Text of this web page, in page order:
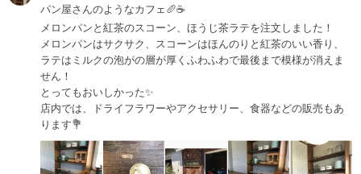
パン屋さんのようなカフェ🥖☕️
メロンパンと紅茶のスコーン、ほうじ茶ラテを注文しました！
メロンパンはサクサク、スコーンはほんのりと紅茶のいい香り、
ラテはミルクの泡がの層が厚くふわふわで最後まで模様が消えま
せん！
とってもおいしかった✨
店内では、ドライフラワーやアクセサリー、食器などの販売もあ
ります💐